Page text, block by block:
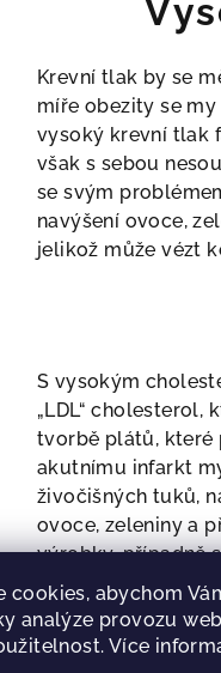
cookies, abychom
analýze provozu
Více
Krevní tlak by se
míře obezity se
vysoký krevní tlak
však s sebou
se svým
navýšení ovoce,
jelikož může vézt
S vysokým
„LDL“ cholesterol,
tvorbě plátů, které
akutnímu infarkt
živočišných tuků,
ovoce, zeleniny a
výrobky, případně